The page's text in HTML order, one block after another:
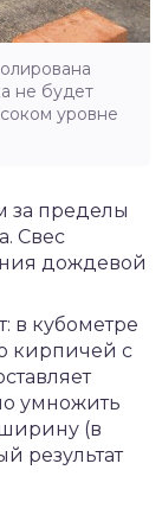
не будет
уровне
за пределы
Свес
дождевой
в кубометре
кирпичей с
умножить
(в
результат